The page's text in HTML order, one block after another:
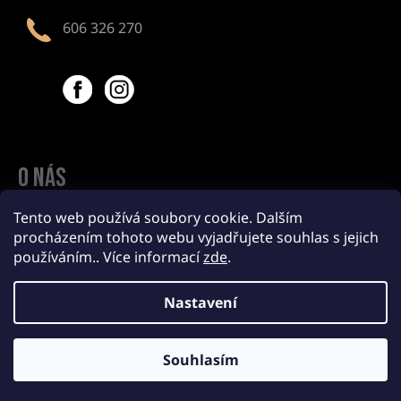
Tento web používá soubory cookie. Dalším
procházením tohoto webu vyjadřujete souhlas s jejich
používáním.. Více informacízde.
Nastavení
Souhlasím
606 326 270
FacebookInstagram
O nás
O Perunice
Zakázková výroba a Velkoobchod
Obchodní podmínky
Informace o zpracování osobních údajů
©Copyright 2022 Perunika.cz. Všechna práva vyhrazena.